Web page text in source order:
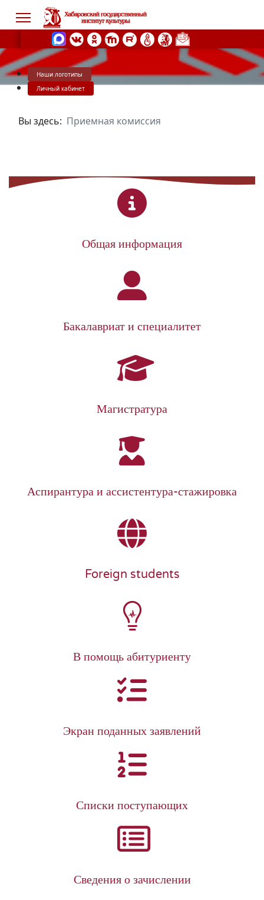
Наши логотипы
Личный кабинет
Вы здесь: Приемная комиссия
Общая информация
Бакалавриат и специалитет
Магистратура
Аспирантура и ассистентура-стажировка
Foreign students
В помощь абитуриенту
Экран поданных заявлений
Списки поступающих
Сведения о зачислении